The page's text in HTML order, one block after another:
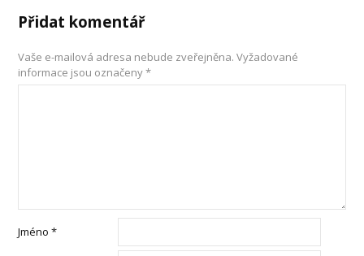
Přidat komentář
Vaše e-mailová adresa nebude zveřejněna. Vyžadované
informace jsou označeny*
Jméno*